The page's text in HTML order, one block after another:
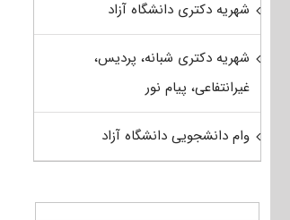
شهریه دکتری دانشگاه آزاد
شهریه دکتری شبانه، پردیس،
غیرانتفاعی، پیام نور
وام دانشجویی دانشگاه آزاد